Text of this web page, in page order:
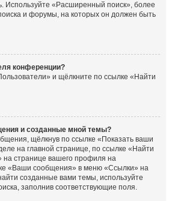
Используйте «Расширенный поиск», более
и форумы, на которых он должен быть
конференции?
и щёлкните по ссылке «Найти
и созданные мной темы?
щёлкнув по ссылке «Показать ваши
на главной странице, по ссылке «Найти
на странице вашего профиля на
«Ваши сообщения» в меню «Ссылки» на
созданные вами темы, используйте
заполнив соответствующие поля.